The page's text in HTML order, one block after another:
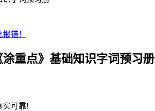
错！
重点》基础知识字词预习册
实可靠!